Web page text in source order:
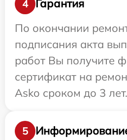
4
Гарантия
По окончании
подписания акта
работ Вы получите
сертификат на
Asko сроком до 3 лет.
5